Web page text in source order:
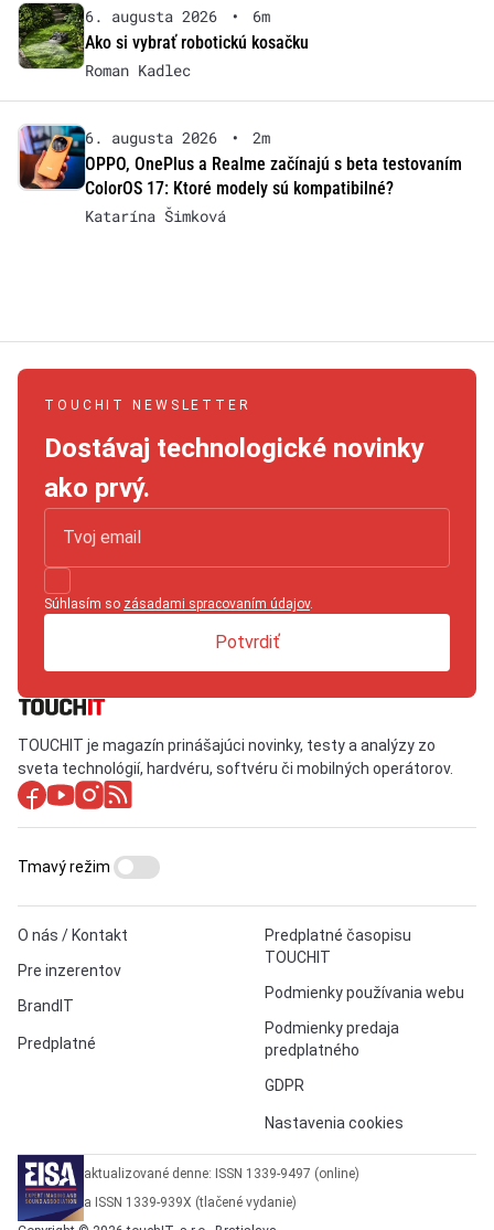
6. augusta 2026 •
6m
Ako si vybrať robotickú kosačku
Roman Kadlec
6. augusta 2026 •
2m
OPPO, OnePlus a Realme začínajú s beta testovaním
ColorOS 17: Ktoré modely sú kompatibilné?
Katarína Šimková
TOUCHIT NEWSLETTER
Dostávaj technologické novinky
ako prvý.
Súhlasím so zásadami spracovaním údajov.
Potvrdiť
TOUCHIT je magazín prinášajúci novinky, testy a analýzy zo
sveta technológií, hardvéru, softvéru či mobilných operátorov.
O nás / Kontakt
Pre inzerentov
BrandIT
Predplatné
Predplatné časopisu
TOUCHIT
Podmienky používania webu
Podmienky predaja
predplatného
GDPR
Nastavenia cookies
Tmavý režim
aktualizované denne: ISSN 1339-9497 (online)
a ISSN 1339-939X (tlačené vydanie)